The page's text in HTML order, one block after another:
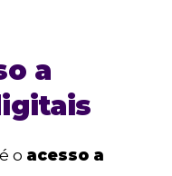
a
o acesso a